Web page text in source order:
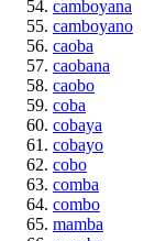
camboyana
camboyano
caoba
caobana
caobo
coba
cobaya
cobayo
cobo
comba
combo
mamba